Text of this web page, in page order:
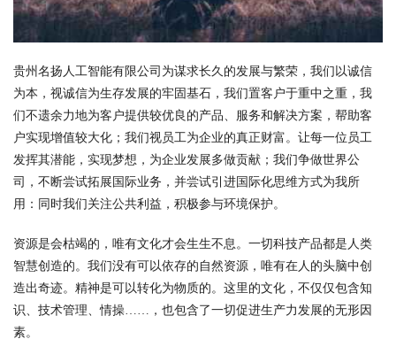
贵州名扬人工智能有限公司为谋求长久的发展与繁荣，我们以诚信
为本，视诚信为生存发展的牢固基石，我们置客户于重中之重，我
们不遗余力地为客户提供较优良的产品、服务和解决方案，帮助客
户实现增值较大化；我们视员工为企业的真正财富。让每一位员工
发挥其潜能，实现梦想，为企业发展多做贡献；我们争做世界公
司，不断尝试拓展国际业务，并尝试引进国际化思维方式为我所
用：同时我们关注公共利益，积极参与环境保护。
资源是会枯竭的，唯有文化才会生生不息。一切科技产品都是人类
智慧创造的。我们没有可以依存的自然资源，唯有在人的头脑中创
造出奇迹。精神是可以转化为物质的。这里的文化，不仅仅包含知
识、技术管理、情操……，也包含了一切促进生产力发展的无形因
素。